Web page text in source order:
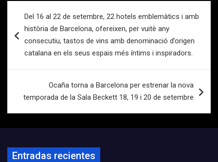
entradas
Del 16 al 22 de setembre, 22 hotels emblemàtics i amb
història de Barcelona, ofereixen, per vuitè any
consecutiu, tastos de vins amb denominació d’origen
catalana en els seus espais més íntims i inspiradors.
Ocaña torna a Barcelona per estrenar la nova
temporada de la Sala Beckett 18, 19 i 20 de setembre
Entradas recientes